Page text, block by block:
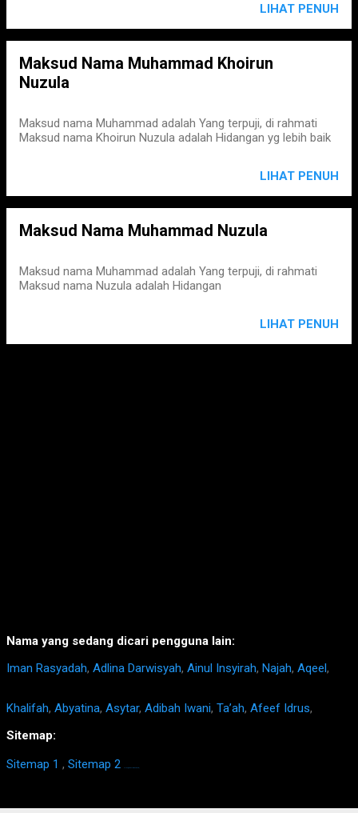
LIHAT PENUH
Maksud Nama Muhammad Khoirun
Nuzula
Maksud nama Muhammad adalah Yang terpuji, di rahmati
Maksud nama Khoirun Nuzula adalah Hidangan yg lebih baik
LIHAT PENUH
Maksud Nama Muhammad Nuzula
Maksud nama Muhammad adalah Yang terpuji, di rahmati
Maksud nama Nuzula adalah Hidangan
LIHAT PENUH
Nama yang sedang dicari pengguna lain:
Iman Rasyadah, Adlina Darwisyah, Ainul Insyirah, Najah, Aqeel,
Khalifah, Abyatina, Asytar, Adibah Iwani, Ta’ah, Afeef Idrus,
Sitemap:
Sitemap 1 , Sitemap 2